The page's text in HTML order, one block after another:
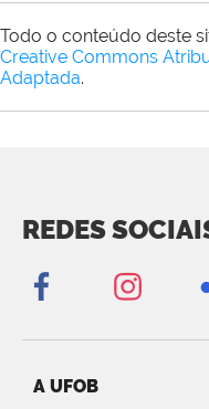
Todo o conteúdo deste
Creative Commons
Adaptada.
REDES
A UFOB